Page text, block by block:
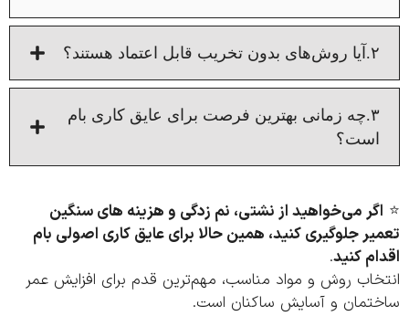
۳.چه زمانی بهترین فرصت برای عایق‌ کاری بام
است؟
می‌خواهید از نشتی، نم‌ زدگی و هزینه‌ های سنگین
جلوگیری کنید، همین حالا برای عایق‌ کاری اصولی بام
کنید.
روش و مواد مناسب، مهم‌ترین قدم برای افزایش عمر
و آسایش ساکنان است.